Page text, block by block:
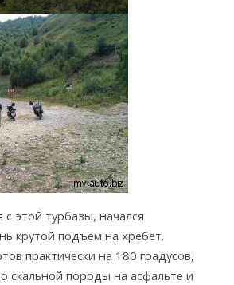
этой турбазы, начался
крутой подъем на хребет.
практически на 180 градусов,
скальной породы на асфальте и